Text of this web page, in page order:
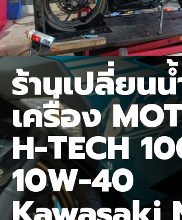
ร้านเปลี่ยน
เครื่อง
H-TECH
10W-40